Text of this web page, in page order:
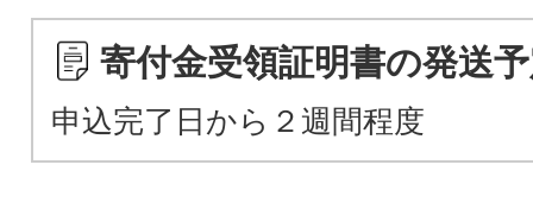
寄付金受領証明書の発送
申込完了日から２週間程度